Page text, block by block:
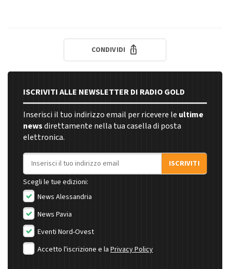
CONDIVIDI
ISCRIVITI ALLE NEWSLETTER DI RADIO GOLD
Inserisci il tuo indirizzo email per ricevere le ultime
newsdirettamente nella tua casella di posta
elettronica.
Indirizzo email
ISCRIVITI
Scegli le tue edizioni:
News Alessandria
News Pavia
Eventi Nord-Ovest
Accetto l'iscrizione e la Privacy Policy